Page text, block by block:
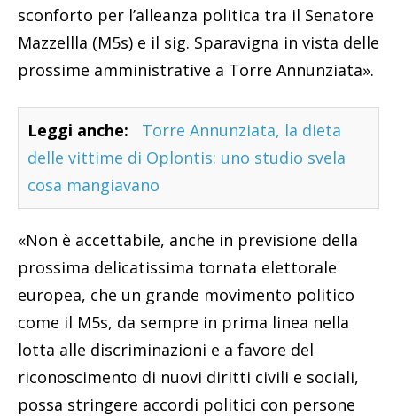
sconforto per l’alleanza politica tra il Senatore
Mazzellla (M5s) e il sig. Sparavigna in vista delle
prossime amministrative a Torre Annunziata».
Leggi anche:
Torre Annunziata, la dieta
delle vittime di Oplontis: uno studio svela
cosa mangiavano
«Non è accettabile, anche in previsione della
prossima delicatissima tornata elettorale
europea, che un grande movimento politico
come il M5s, da sempre in prima linea nella
lotta alle discriminazioni e a favore del
riconoscimento di nuovi diritti civili e sociali,
possa stringere accordi politici con persone